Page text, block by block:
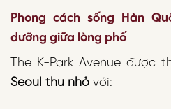
Phong cách sống Hàn
dưỡng giữa lòng phố
The K-Park Avenue được
Seoul thu nhỏ với: